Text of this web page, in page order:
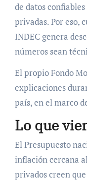
de datos
privadas. Por eso,
INDEC genera
números sean
El propio Fondo
explicaciones
país, en el marco
Lo que
El Presupuesto
inflación cercana
privados creen